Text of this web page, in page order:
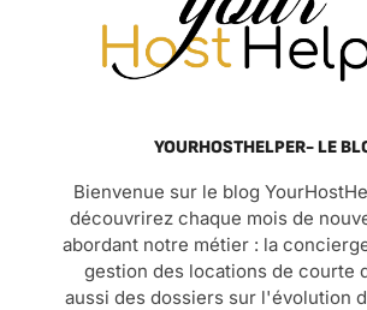
YOURHOSTHELPER- LE
Bienvenue sur le blog
découvrirez chaque mois de
abordant notre métier : la
gestion des locations de courte
aussi des dossiers sur l'évolution